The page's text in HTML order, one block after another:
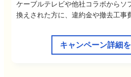
ケーブルテレビや他社コラボからソ
換えされた方に、違約金や撤去工事
キャンペーン詳細